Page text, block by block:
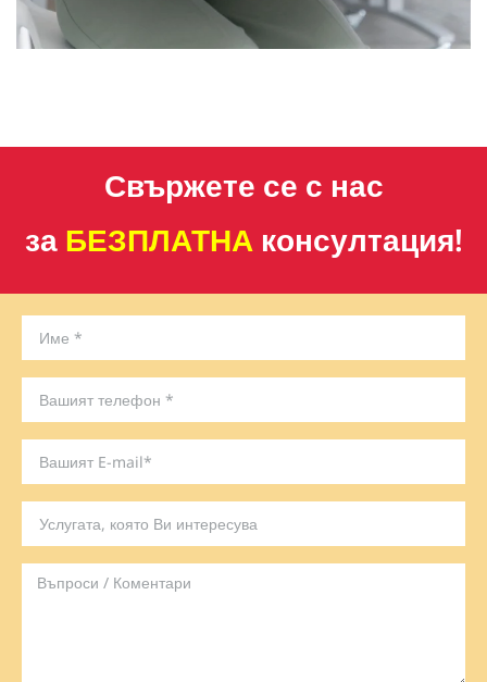
Свържете се с нас
за БЕЗПЛАТНА консултация!